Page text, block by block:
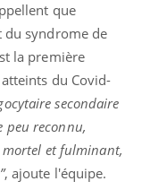
que
syndrome de
la première
du Covid-
secondaire
peu reconnu,
mortel et fulminant,
, ajoute l'équipe.